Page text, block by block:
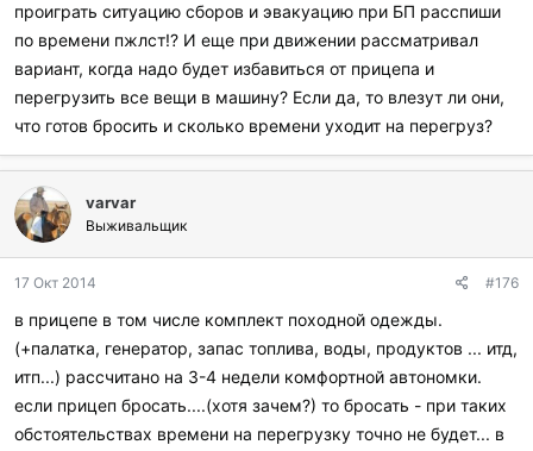
проиграть ситуацию сборов и эвакуацию при БП расспиши
по времени пжлст!? И еще при движении рассматривал
вариант, когда надо будет избавиться от прицепа и
перегрузить все вещи в машину? Если да, то влезут ли они,
что готов бросить и сколько времени уходит на перегруз?
varvar
Выживальщик
17 Окт 2014 #176
в прицепе в том числе комплект походной одежды.
(+палатка, генератор, запас топлива, воды, продуктов ... итд,
итп...) рассчитано на 3-4 недели комфортной автономки.
если прицеп бросать....(хотя зачем?) то бросать - при таких
обстоятельствах времени на перегрузку точно не будет... в